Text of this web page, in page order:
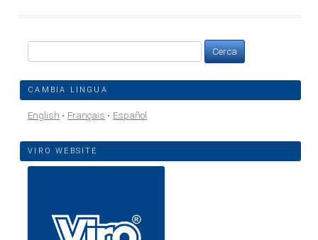
per:
CAMBIA LINGUA
English Français Español
VIRO WEBSITE